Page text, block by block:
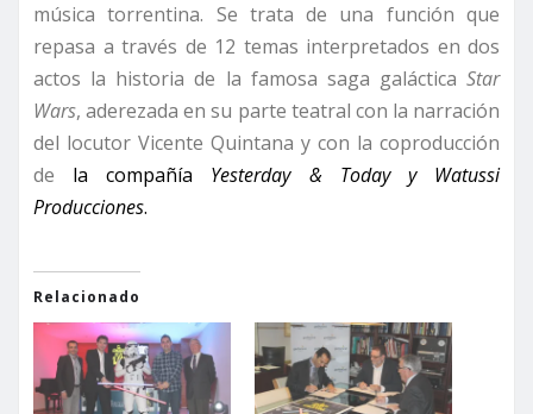
música torrentina. Se trata de una función que
repasa a través de 12 temas interpretados en dos
actos la historia de la famosa saga galáctica Star
Wars, aderezada en su parte teatral con la narración
del locutor Vicente Quintana y con la coproducción
de la compañía Yesterday & Today y Watussi
Producciones.
Relacionado